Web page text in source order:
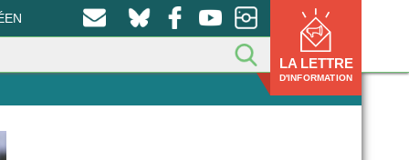
LA LETTRE
D'INFORMATION